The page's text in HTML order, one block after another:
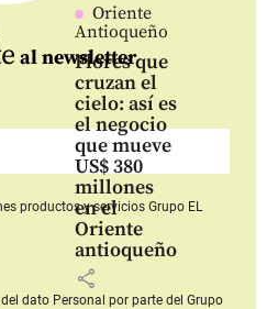
Oriente
Antioqueño
Flores que
cruzan el
cielo: así es
el negocio
que mueve
US$ 380
millones
en el
Oriente
antioqueño
share
al newsletter
productos y serviciosGrupo EL
dato Personal por parte del Grupo